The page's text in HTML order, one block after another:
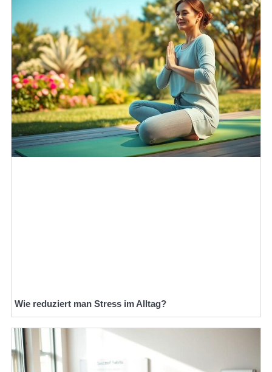
Wie reduziert man Stress im Alltag?